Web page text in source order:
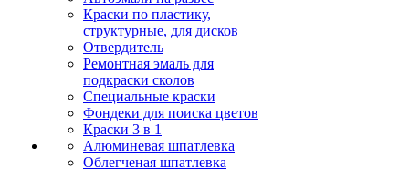
Краски по пластику,
структурные, для дисков
Отвердитель
Ремонтная эмаль для
подкраски сколов
Специальные краски
Фондеки для поиска цветов
Краски 3 в 1
Алюминевая шпатлевка
Облегченая шпатлевка